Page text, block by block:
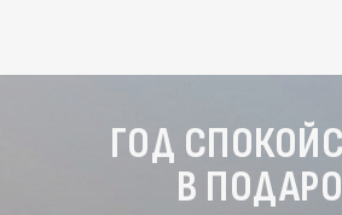
ГОД
В